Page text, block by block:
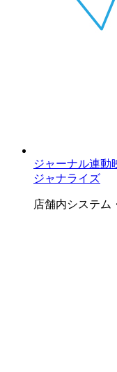
ジャーナル連動
ジャナライズ
店舗内システム